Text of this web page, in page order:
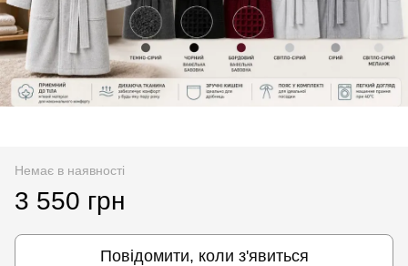
Немає в наявності
3 550 грн
Повідомити, коли з'явиться